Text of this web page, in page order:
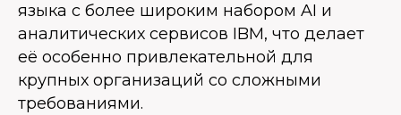
языка с более широким набором AI и
аналитических сервисов IBM, что делает
её особенно привлекательной для
крупных организаций со сложными
требованиями.